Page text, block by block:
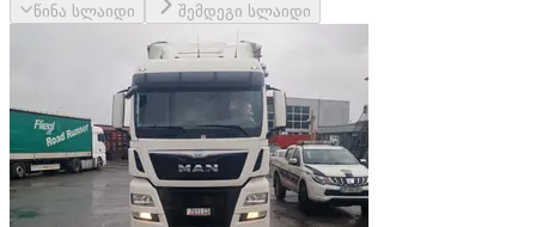
წინა სლაიდი შემდეგი სლაიდი